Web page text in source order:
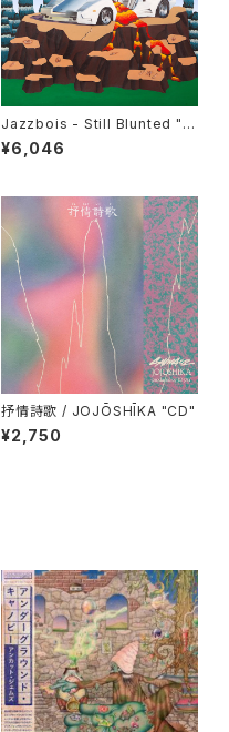
Jazzbois - Still Blunted "L
P"
¥6,046
抒情詩歌 / JOJŌSHĪKA "CD"
¥2,750